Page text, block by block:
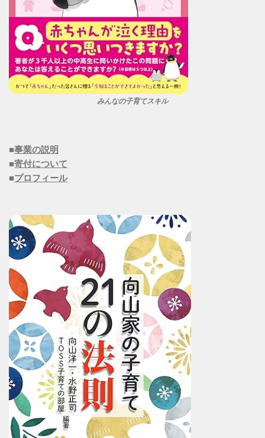
みんなの子育てスキル
■事業の説明
■寄付について
■プロフィール